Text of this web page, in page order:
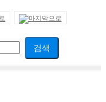
검색